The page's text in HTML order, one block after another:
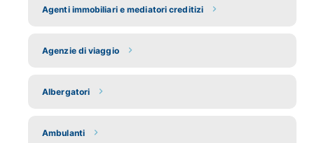
Agenti immobiliari e mediatori creditizi
Agenzie di viaggio
Albergatori
Ambulanti